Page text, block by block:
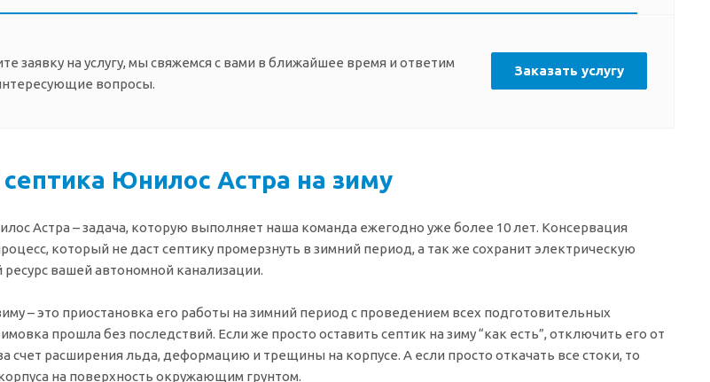
заявку на услугу, мы свяжемся с вами в ближайшее время и ответим
вопросы.
Заказать услугу
Юнилос Астра на зиму
Астра – задача, которую выполняет наша команда ежегодно уже более 10 лет. Консервация
который не даст септику промерзнуть в зимний период, а так же сохранит электрическую
вашей автономной канализации.
– это приостановка его работы на зимний период с проведением всех подготовительных
прошла без последствий. Если же просто оставить септик на зиму “как есть”, отключить его от
счет расширения льда, деформацию и трещины на корпусе. А если просто откачать все стоки, то
на поверхность окружающим грунтом.